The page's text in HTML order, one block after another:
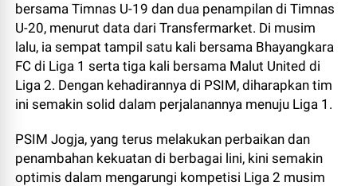
bersama Timnas U-19 dan dua penampilan di Timnas
U-20, menurut data dari Transfermarket. Di musim
lalu, ia sempat tampil satu kali bersama Bhayangkara
FC di Liga 1 serta tiga kali bersama Malut United di
Liga 2. Dengan kehadirannya di PSIM, diharapkan tim
ini semakin solid dalam perjalanannya menuju Liga 1.
PSIM Jogja, yang terus melakukan perbaikan dan
penambahan kekuatan di berbagai lini, kini semakin
optimis dalam mengarungi kompetisi Liga 2 musim